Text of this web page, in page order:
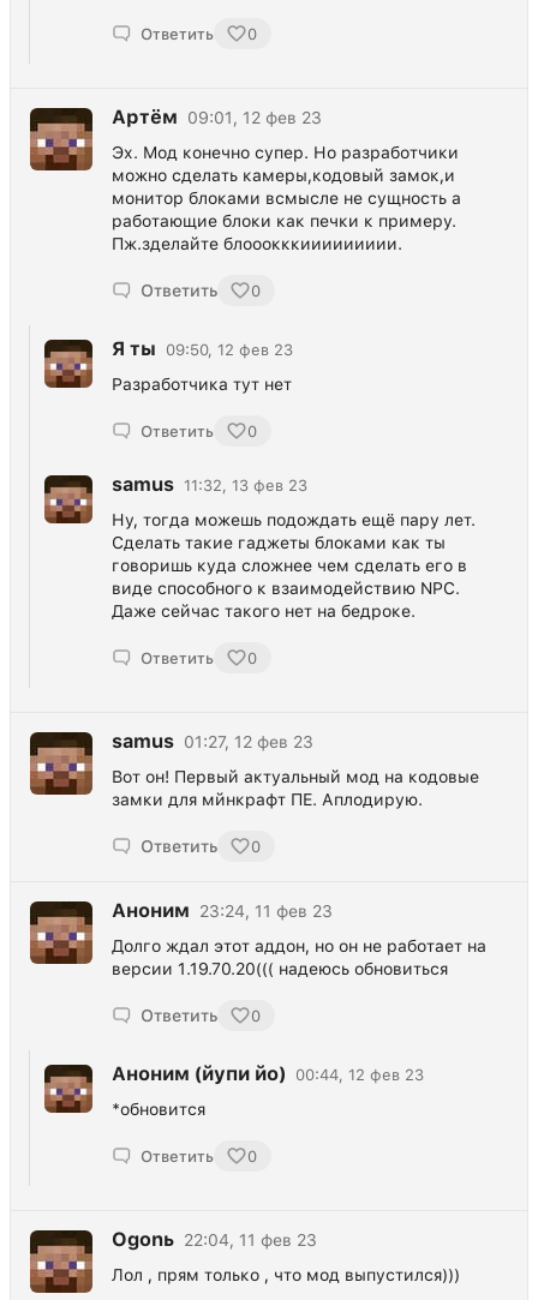
Ответить 0
Артём
09:01, 12 фев 23
Эх. Мод конечно супер. Но разработчики
можно сделать камеры,кодовый замок,и
монитор блоками всмысле не сущность а
работающие блоки как печки к примеру.
Пж.зделайте блооокккиииииииии.
Ответить 0
Я ты 09:50, 12 фев 23
Разработчика тут нет
Ответить 0
samus 11:32, 13 фев 23
Ну, тогда можешь подождать ещё пару лет.
Сделать такие гаджеты блоками как ты
говоришь куда сложнее чем сделать его в
виде способного к взаимодействию NPC.
Даже сейчас такого нет на бедроке.
Ответить 0
samus 01:27, 12 фев 23
Вот он! Первый актуальный мод на кодовые
замки для мйнкрафт ПЕ. Аплодирую.
Ответить 0
Аноним
23:24, 11 фев 23
Долго ждал этот аддон, но он не работает на
версии 1.19.70.20((( надеюсь обновиться
Ответить 0
Аноним (йупи йо) 00:44, 12 фев 23
*обновится
Ответить 0
Ogonь 22:04, 11 фев 23
Лол , прям только , что мод выпустился)))